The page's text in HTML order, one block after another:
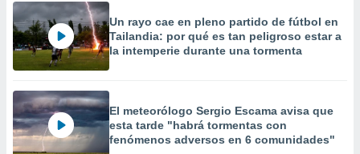
crear un
uso de
contenido
medir el
de la
el
Un rayo cae en pleno partido de fútbol en
Tailandia: por qué es tan peligroso estar a
la intemperie durante una tormenta
El meteorólogo Sergio Escama avisa que
esta tarde "habrá tormentas con
fenómenos adversos en 6 comunidades"